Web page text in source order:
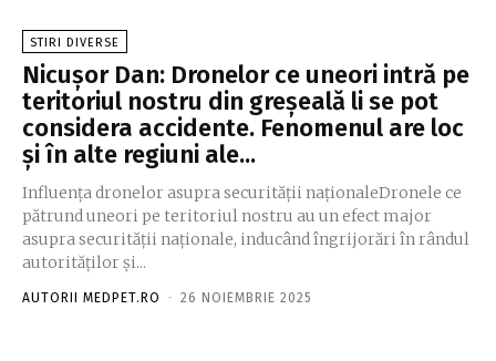
STIRI DIVERSE
Nicușor Dan: Dronelor ce uneori intră pe
teritoriul nostru din greșeală li se pot
considera accidente. Fenomenul are loc
și în alte regiuni ale...
Influența dronelor asupra securității naționaleDronele ce
pătrund uneori pe teritoriul nostru au un efect major
asupra securității naționale, inducând îngrijorări în rândul
autorităților și...
AUTORII MEDPET.RO - 26 NOIEMBRIE 2025